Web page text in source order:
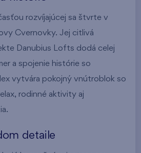
rozvíjajúcej sa štvrte v
Cvernovky. Jej citlivá
Danubius Lofts dodá celej
a spojenie histórie so
vytvára pokojný vnútroblok so
rodinné aktivity aj
detaile